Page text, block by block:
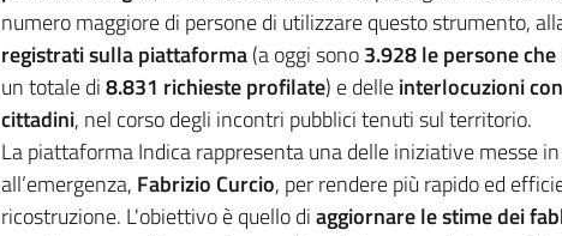
numero maggiore di persone di utilizzare questo strumento,
registrati sulla piattaforma(a oggi sono3.928 le persone
un totale di8.831 richieste profilate) e delleinterlocuzioni
cittadini, nel corso degli incontri pubblici tenuti sul territorio.
La piattaforma Indica rappresenta una delle iniziative messe
all’emergenza, Fabrizio Curcio, per rendere più rapido ed
ricostruzione. L'obiettivo è quello diaggiornare le stime dei